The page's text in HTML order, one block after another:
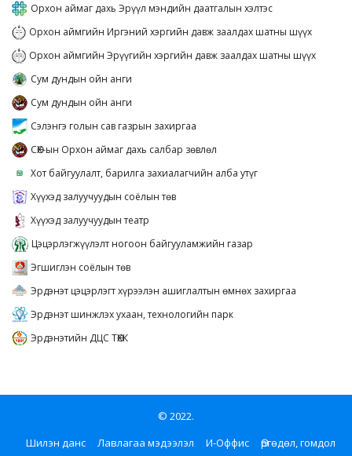
Орхон аймаг дахь Эрүүл мэндийн даатгалын хэлтэс
Орхон аймгийн Иргэний хэргийн давж заалдах шатны шүүх
Орхон аймгийн Эрүүгийн хэргийн давж заалдах шатны шүүх
Сум дундын ойн анги
Сум дундын ойн анги
Сэлэнгэ голын сав газрын захиргаа
СӨХ-ын Орхон аймаг дахь салбар зөвлөл
Хот байгуулалт, барилга захиалагчийн алба утүг
Хүүхэд залуучуудын соёлын төв
Хүүхэд залуучуудын театр
Цэцэрлэгжүүлэлт ногоон байгууламжийн газар
Эгшиглэн соёлын төв
Эрдэнэт цэцэрлэгт хүрээлэн ашиглалтын өмнөх захиргаа
Эрдэнэт шинжлэх ухаан, технологийн парк
Эрдэнэтийн ДЦС ТӨХК
© 2022.
Шилэн данс
Лавлагаа мэдээлэл И-Оффис
Өргөдөл, гомдол